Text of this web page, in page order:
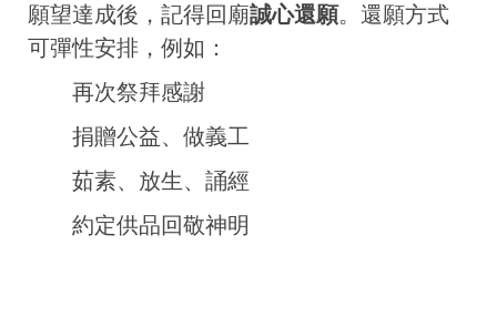
願望達成後，記得回廟誠心還願。還願方式
可彈性安排，例如：
再次祭拜感謝
捐贈公益、做義工
茹素、放生、誦經
約定供品回敬神明